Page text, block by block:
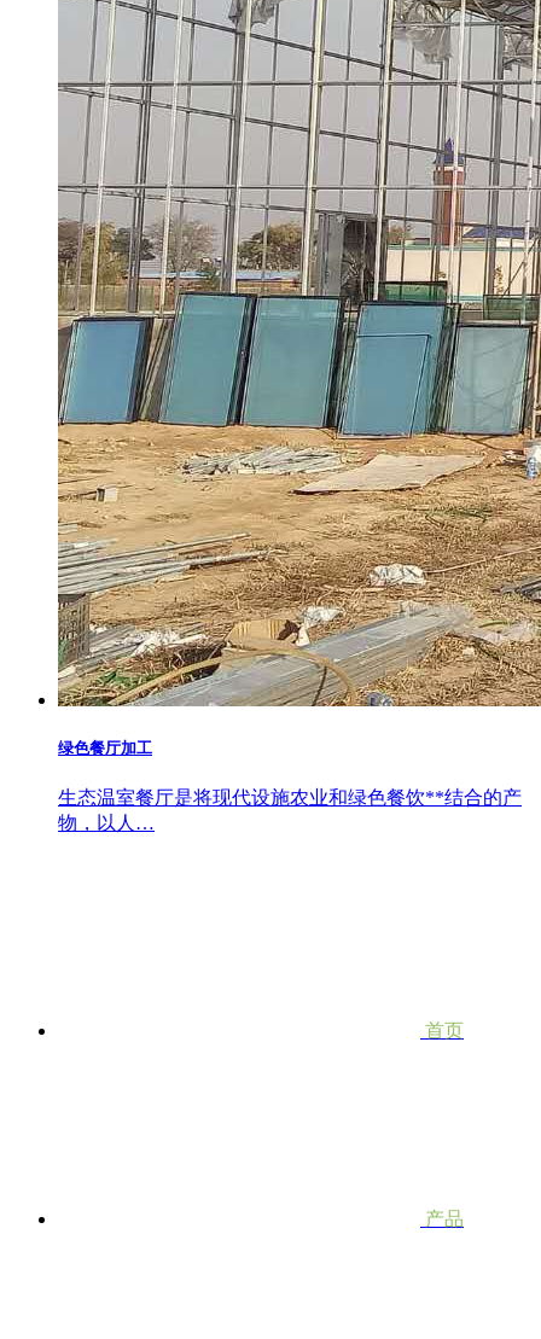
绿色餐厅加工
生态温室餐厅是将现代设施农业和绿色餐饮**结合的产
物，以人…
首页
产品